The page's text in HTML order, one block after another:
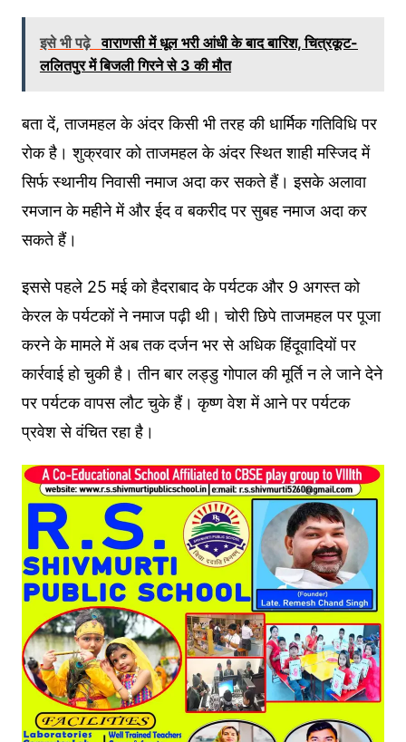
इसे भी पढ़े वाराणसी में धूल भरी आंधी के बाद बारिश, चित्रकूट-
ललितपुर में बिजली गिरने से 3 की मौत
बता दें, ताजमहल के अंदर किसी भी तरह की धार्मिक गतिविधि पर
रोक है। शुक्रवार को ताजमहल के अंदर स्थित शाही मस्जिद में
सिर्फ स्थानीय निवासी नमाज अदा कर सकते हैं। इसके अलावा
रमजान के महीने में और ईद व बकरीद पर सुबह नमाज अदा कर
सकते हैं।
इससे पहले 25 मई को हैदराबाद के पर्यटक और 9 अगस्त को
केरल के पर्यटकों ने नमाज पढ़ी थी। चोरी छिपे ताजमहल पर पूजा
करने के मामले में अब तक दर्जन भर से अधिक हिंदूवादियों पर
कार्रवाई हो चुकी है। तीन बार लड्डु गोपाल की मूर्ति न ले जाने देने
पर पर्यटक वापस लौट चुके हैं। कृष्ण वेश में आने पर पर्यटक
प्रवेश से वंचित रहा है।